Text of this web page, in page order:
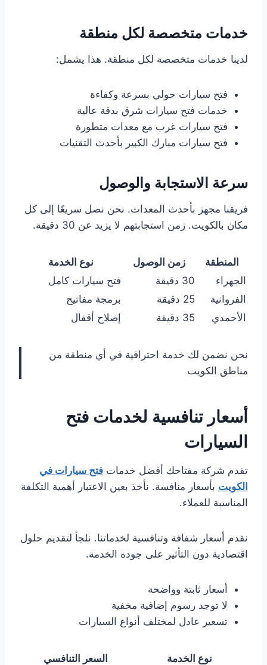
خدمات متخصصة لكل منطقة
لدينا خدمات متخصصة لكل منطقة. هذا يشمل:
فتح سيارات حولي بسرعة وكفاءة
خدمات فتح سيارات شرق بدقة عالية
فتح سيارات غرب مع معدات متطورة
فتح سيارات مبارك الكبير بأحدث التقنيات
سرعة الاستجابة والوصول
فريقنا مجهز بأحدث المعدات. نحن نصل سريعًا إلى كل
مكان بالكويت. زمن استجابتهم لا يزيد عن 30 دقيقة.
المنطقة زمن الوصول
نوع الخدمة
الجهراء
30 دقيقة
فتح سيارات كامل
الفروانية
25 دقيقة
برمجة مفاتيح
الأحمدي
35 دقيقة إصلاح أقفال
نحن نضمن لك خدمة احترافية في أي منطقة من
مناطق الكويت
أسعار تنافسية لخدمات فتح
السيارات
تقدم شركة مفتاحك أفضل خدمات فتح سيارات في
الكويت بأسعار منافسة. نأخذ بعين الاعتبار أهمية التكلفة
المناسبة للعملاء.
نقدم أسعار شفافة وتنافسية لخدماتنا. نلجأ لتقديم حلول
اقتصادية دون التأثير على جودة الخدمة.
أسعار ثابتة وواضحة
لا توجد رسوم إضافية مخفية
تسعير عادل لمختلف أنواع السيارات
نوع الخدمة
السعر التنافسي